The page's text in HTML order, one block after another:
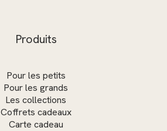
Produits
Pour les petits
Pour les grands
Les collections
Coffrets cadeaux
Carte cadeau